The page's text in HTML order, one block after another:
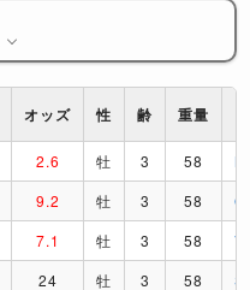
オッズ 性 齢 重量
2.6 牡 3 58
9.2 牡 3 58
O
7.1 牡 3 58
V
24 牡 3 58
S